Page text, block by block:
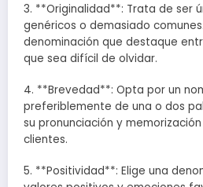
3. **Originalidad**: Trata de ser
genéricos o demasiado
denominación que destaque
que sea difícil de olvidar.
4. **Brevedad**: Opta por un
preferiblemente de una o dos
su pronunciación y
clientes.
5. **Positividad**: Elige una